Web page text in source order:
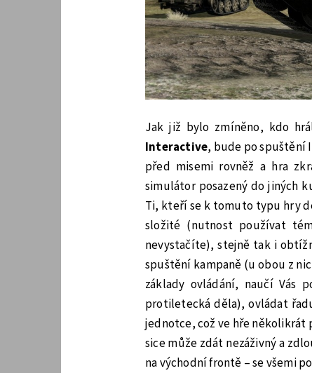
Jak již bylo zmíněno, kdo
Interactive, bude po spuštění
před misemi rovněž a hra
simulátor posazený do jiných
Ti, kteří se k tomuto typu hry
složité (nutnost používat
nevystačíte), stejně tak i
spuštění kampaně (u obou z
základy ovládání, naučí Vás
protiletecká děla), ovládat
jednotce, což ve hře několikrát
sice může zdát nezáživný a
na východní frontě – se všemi